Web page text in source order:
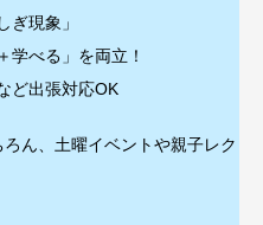
ぎ現象」
学べる」を両立！
ど出張対応OK
ん、土曜イベントや親子レク